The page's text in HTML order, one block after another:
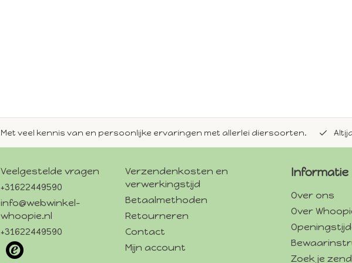
Met veel kennis van en persoonlijke ervaringen met allerlei diersoorten.
Veelgestelde vragen
+31622449590
info@webwinkel-
whoopie.nl
+31622449590
Verzendenkosten en
verwerkingstijd
Betaalmethoden
Retourneren
Contact
Mijn account
Informatie
Over ons
Over
Zoek je